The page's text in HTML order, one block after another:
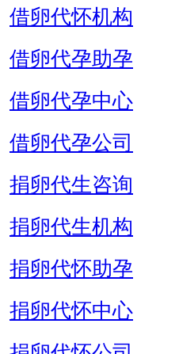
借卵代怀机构
借卵代孕助孕
借卵代孕中心
借卵代孕公司
捐卵代生咨询
捐卵代生机构
捐卵代怀助孕
捐卵代怀中心